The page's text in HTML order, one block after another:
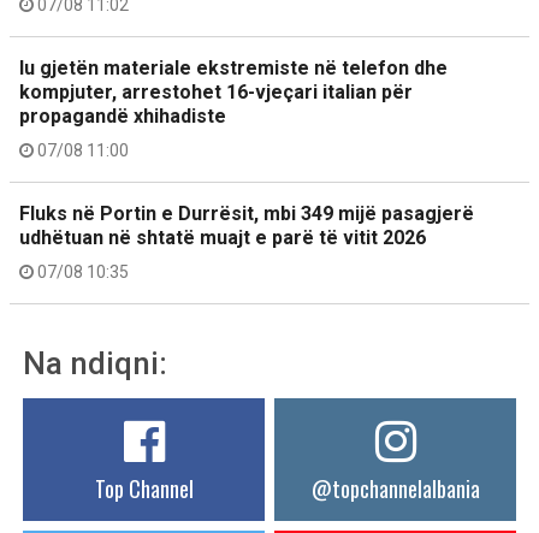
07/08 11:02
Iu gjetën materiale ekstremiste në telefon dhe
kompjuter, arrestohet 16-vjeçari italian për
propagandë xhihadiste
07/08 11:00
Fluks në Portin e Durrësit, mbi 349 mijë pasagjerë
udhëtuan në shtatë muajt e parë të vitit 2026
07/08 10:35
Na ndiqni:
Top Channel @topchannelalbania